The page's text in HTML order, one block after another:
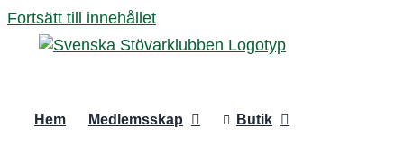
Fortsätt till innehållet
Hem Medlemsskap Butik